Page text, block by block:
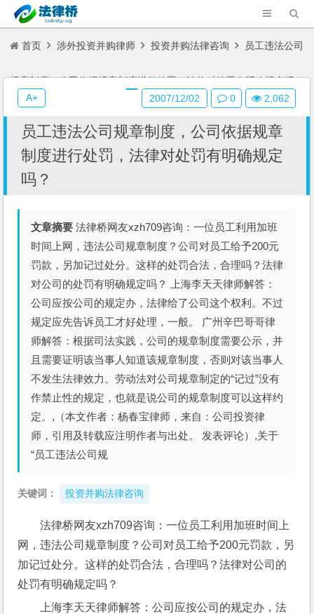
首页 涉外投资并购律师 投资并购法律咨询 员工违法公司
规章制度，公司依据规章制度进行处罚，法律对处罚有明确规定吗？
员工违法公司规章制度，公司依据规章
制度进行处罚，法律对处罚有明确规定
吗？
文章摘要 法律桥网友xzh709咨询：一位员工利用加班
时间上网，违法公司规章制度？公司对员工给予200元
罚款，另加记过处分。这样的处罚合法，合理吗？法律
对公司的处罚有明确规定吗？ 上海李天天律师解答：
公司应按公司的规定办，法律给了公司这个权利。不过
规定应先告诉员工才好处理，一般。 广州辛巴哥哥律
师解答：根据司法实践，公司的规章制度需要公示，并
且需要证明该当事人知道该规章制度，否则对该当事人
不发生法律效力。劳动法对公司规章制定的“记过”没有
作禁止性的规定，也就是说公司的规章制度可以这样约
定。,（本文作者：杨春宝律师，来自：公司投资律
师，引用及转载应注明作者与出处。 发表评论）,关于
“员工违法公司规
关键词： 投资并购法律咨询
法律桥网友xzh709咨询：一位员工利用加班时间上
网，违法公司规章制度？公司对员工给予200元罚款，另
加记过处分。这样的处罚合法，合理吗？法律对公司的
处罚有明确规定吗？
上海李天天律师解答：公司应按公司的规定办，法
2007/12/02 0 2,062
A+